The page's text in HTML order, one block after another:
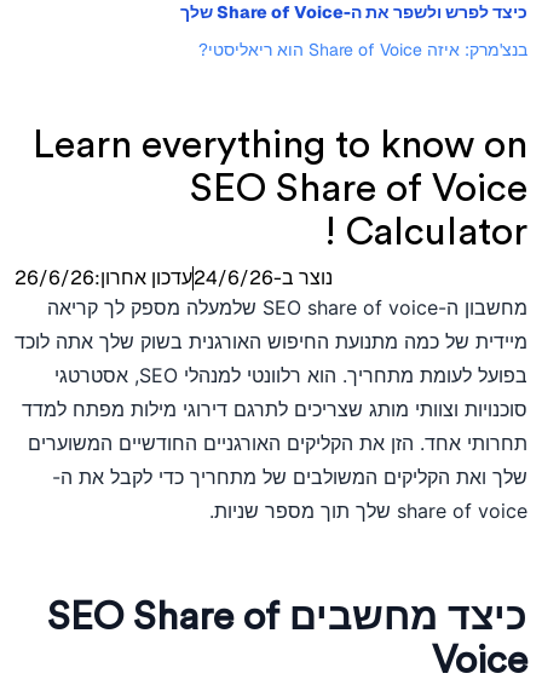
כיצד לפרש ולשפר את ה-Share of Voice שלך
בנצ'מרק: איזה Share of Voice הוא ריאליסטי?
Learn everything to know on
SEO Share of Voice
Calculator !
נוצר ב-24/6/26עדכון אחרון:26/6/26
מחשבון ה-SEO share of voice שלמעלה מספק לך קריאה
מיידית של כמה מתנועת החיפוש האורגנית בשוק שלך אתה לוכד
בפועל לעומת מתחריך. הוא רלוונטי למנהלי SEO, אסטרטגי
סוכנויות וצוותי מותג שצריכים לתרגם דירוגי מילות מפתח למדד
תחרותי אחד. הזן את הקליקים האורגניים החודשיים המשוערים
שלך ואת הקליקים המשולבים של מתחריך כדי לקבל את ה-
share of voice שלך תוך מספר שניות.
כיצד מחשבים SEO Share of
Voice